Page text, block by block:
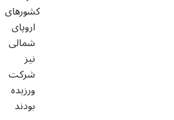
کشورهای
اروپای
شمالی
نیز
شرکت
ورزیده
بودند